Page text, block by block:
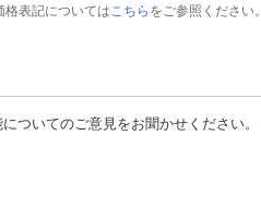
表記については こちら をご参照ください。
ついてのご意見をお聞かせください。